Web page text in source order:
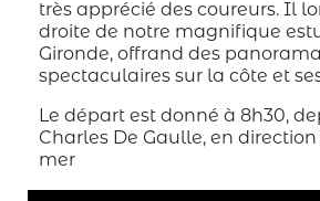
très apprécié des coureurs. Il
droite de notre magnifique
Gironde, offrand des
spectaculaires sur la côte et
Le départ est donné à 8h30,
Charles De Gaulle, en
mer